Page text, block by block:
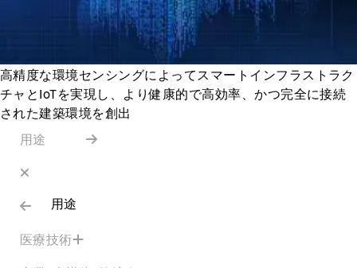
高精度な環境センシングによってスマートインフラストラク
チャとIoTを実現し、より健康的で高効率、かつ完全に接続
された建築環境を創出
用途
用途
医療技術